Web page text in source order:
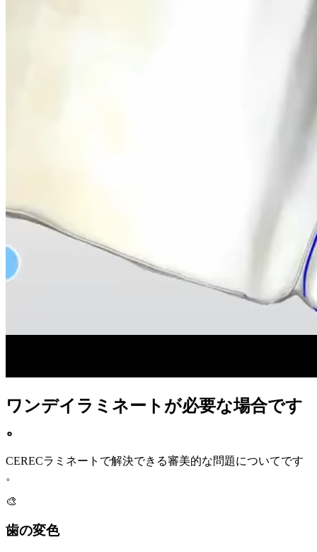
ワンデイラミネートが必要な場合です
。
CERECラミネートで解決できる審美的な問題についてです
。
🎨
歯の変色